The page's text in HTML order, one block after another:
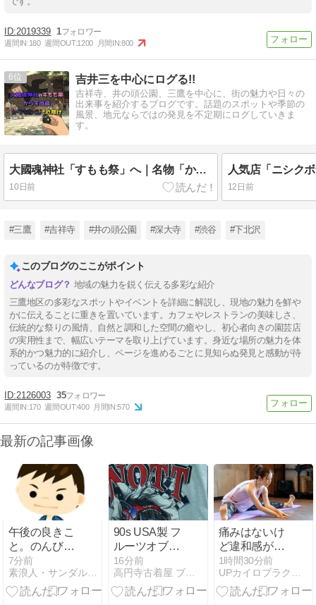
2019339 1
週間IN:180 週間OUT:1200 月間IN:800
6 吉井三を中心にログる!!
吉祥寺、井の頭公園、三鷹を中心に、街の魅力や日々の
出来事を紹介するブログです。話題のスポットや季節の
風景、地元ならではの発見を不定期にログしていきま
す。
大國魂神社「すもも祭」へ｜名物「からす団扇」と話題の「からすみくじ」で厄除け参拝
10日前 12日前
#三鷹 #吉祥寺 #井の頭公園 #深大寺 #渋谷 #下北沢
このブログのここがポイント
地域の魅力を鋭く伝える多彩な紹介
三鷹地区の多彩なスポットやイベントを詳細に解説し、現地の魅力を鮮や
かに伝えることに重きを置いています。カフェやレストランの美味しさ、
伝統的な祭りの風情、自然と調和した空間の癒やし、初心者向きの園芸店
の実用性まで、幅広いテーマを取り上げています。身近な場所の魅力を体
系的かつ魅力的に紹介し、ページを進めるごとに見知らぬ発見と感動が待
っているのが特徴です。
2126003 35
週間IN:170 週間OUT:400 月間IN:570
最新の記事画像
午後の良きこ
と。のんびり
できた。
7分前
素浪人・サンダルニャーゴの日々。
90s USA製 フ
ルーツオブザ
ルーム レーシ
ングTシャツ
(XL) シングル
16分前
高円寺古着屋 ブレッソンアール （新高円寺駅2分）
痛みはないけ
ど違和感があ
る・動きにく
いときは？身
体の動きをチ
1時間30分前
UPカイロプラクティック学芸大学整体院